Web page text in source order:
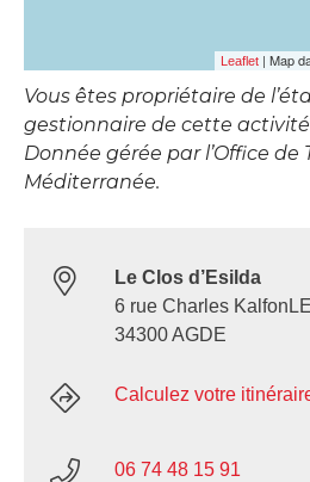
Leaflet | Map
Vous êtes propriétaire de
gestionnaire de cette
Donnée gérée par l’Office de
Méditerranée.
Le Clos d’Esilda
6 rue Charles
34300 AGDE
Calculez votre
06 74 48 15 91